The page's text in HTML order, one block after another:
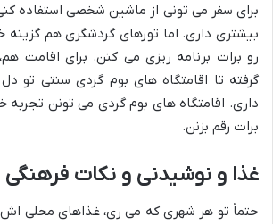
برای سفر می تونی از ماشین شخصی استفاده
بیشتری داری. اما تورهای گردشگری هم گزینه
رو برات برنامه ریزی می کنن. برای اقامت
گرفته تا اقامتگاه های بوم گردی سنتی تو دل
داری. اقامتگاه های بوم گردی می تونن
برات رقم بزنن.
غذا و نوشیدنی و نکات فرهنگی
حتماً تو هر شهری که می ری، غذاهای محلی اش